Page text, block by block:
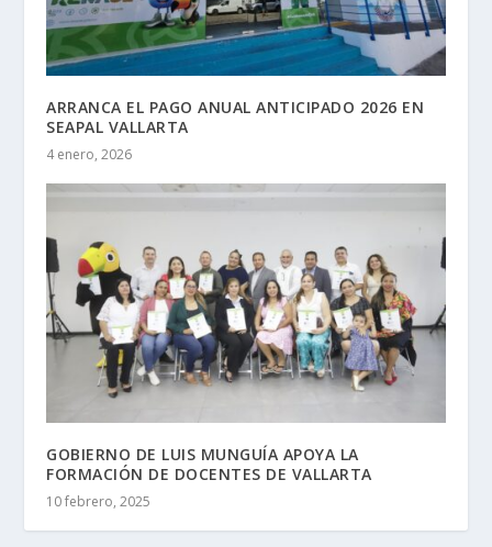
ARRANCA EL PAGO ANUAL ANTICIPADO 2026 EN
SEAPAL VALLARTA
4 enero, 2026
GOBIERNO DE LUIS MUNGUÍA APOYA LA
FORMACIÓN DE DOCENTES DE VALLARTA
10 febrero, 2025